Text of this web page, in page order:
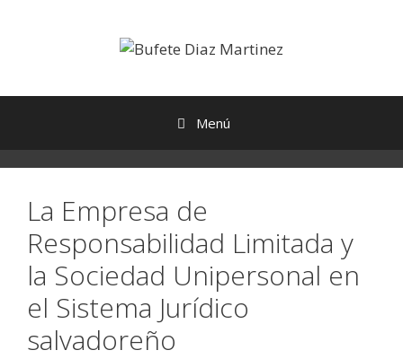
Menú
La Empresa de
Responsabilidad Limitada y
la Sociedad Unipersonal en
el Sistema Jurídico
salvadoreño